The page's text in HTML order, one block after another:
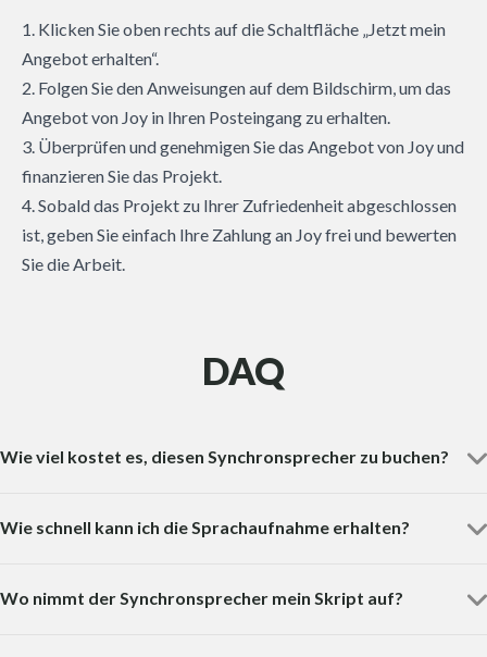
1. Klicken Sie oben rechts auf die Schaltfläche „Jetzt mein
Angebot erhalten“.
2. Folgen Sie den Anweisungen auf dem Bildschirm, um das
Angebot von Joy in Ihren Posteingang zu erhalten.
3. Überprüfen und genehmigen Sie das Angebot von Joy und
finanzieren Sie das Projekt.
4. Sobald das Projekt zu Ihrer Zufriedenheit abgeschlossen
ist, geben Sie einfach Ihre Zahlung an Joy frei und bewerten
Sie die Arbeit.
DAQ
Wie viel kostet es, diesen Synchronsprecher zu buchen?
Wie schnell kann ich die Sprachaufnahme erhalten?
Wo nimmt der Synchronsprecher mein Skript auf?